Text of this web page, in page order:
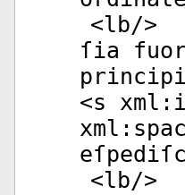
<lb/>
ſia
<s
<lb/>